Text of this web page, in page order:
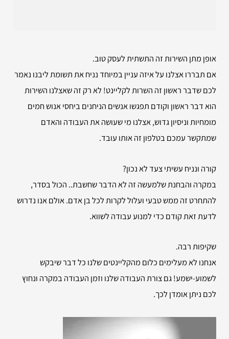
אופן מתן השירות זה התשתית לעסק טוב.
אם תבררו אצלנו על איזה עניין במיוחד נניח את תשומת ליבנו נאמר
לכם שדבר ראשון זה השרות לקליינט! לא רק זה שאצלנו השירות
הוא דבר ראשון וקודם תפגשו אנשים הניחנים ביחסי אנוש חמים
מומחיות וניסיון גדוש, אצלנו מי שעושה את העבודה והאדם
שמתקשר עמכם בטלפון זה אותו עובד.
קורה ונניח עשיתי צעד לא נכון?
במקרה והבחנת שלמעשה זה לא הדבר שחשבת.. הכול בסדר,
להתחרט זה ממש טבעי ועלול לקרות לכל בן אדם. אולם אנו נדרוש
לדעת זאת קודם כדי למנוע עבודה לשווא.
שקיפות רבה.
אנחנו לא מעלימים כלום מהקליינטים שלנו כל דבר שיבקש
לשמוע-ישמע! גם צורת העבודה שלנו וזמן העבודה במקרה ונחוץ
לכם ניתן אומדן לכך.